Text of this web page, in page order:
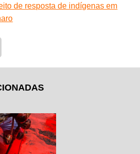
de resposta de indígenas em